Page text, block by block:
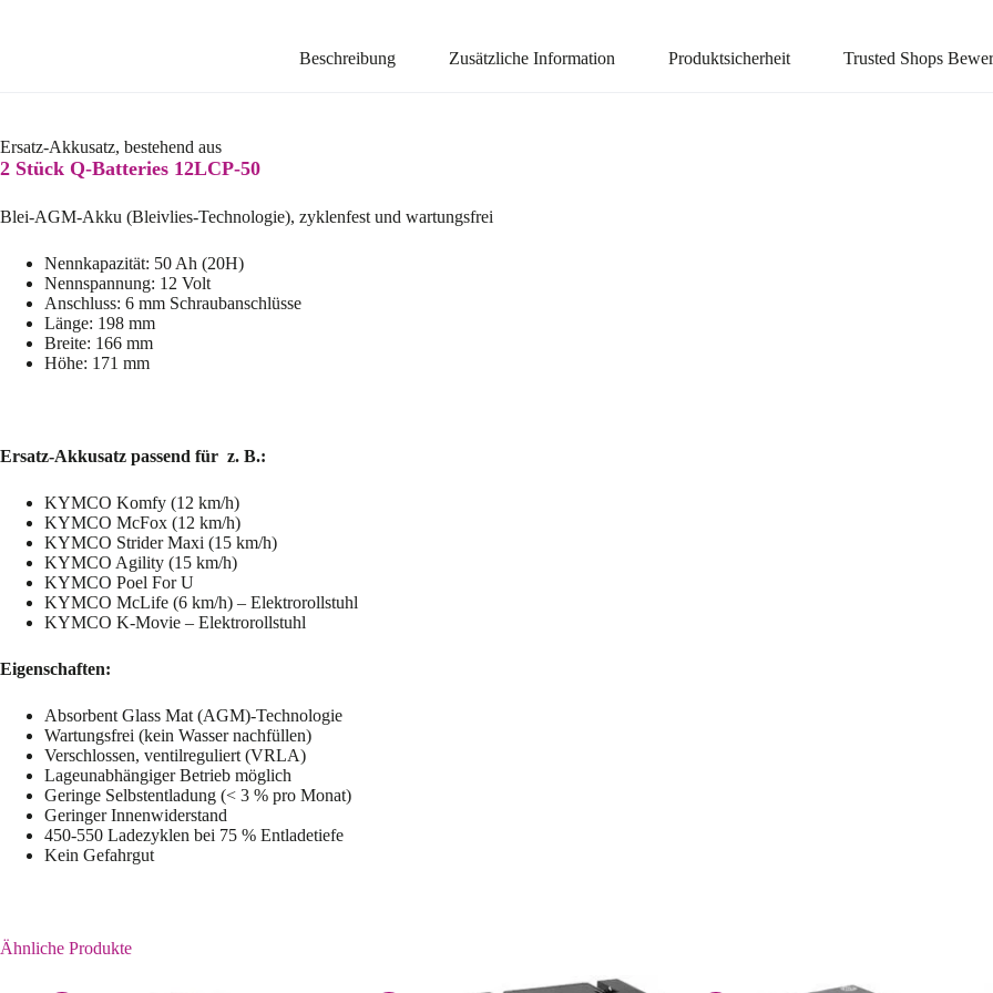
Beschreibung Zusätzliche Information Produktsicherheit Trusted Shops
Ersatz-Akkusatz, bestehend aus
2 Stück Q-Batteries 12LCP-50
Blei-AGM-Akku (Bleivlies-Technologie), zyklenfest und wartungsfrei
Nennkapazität: 50 Ah (20H)
Nennspannung: 12 Volt
Anschluss: 6 mm Schraubanschlüsse
Länge: 198 mm
Breite: 166 mm
Höhe: 171 mm
Ersatz-Akkusatz passend für z. B.:
KYMCO Komfy (12 km/h)
KYMCO McFox (12 km/h)
KYMCO Strider Maxi (15 km/h)
KYMCO Agility (15 km/h)
KYMCO Poel For U
KYMCO McLife (6 km/h) – Elektrorollstuhl
KYMCO K-Movie – Elektrorollstuhl
Eigenschaften:
Absorbent Glass Mat (AGM)-Technologie
Wartungsfrei (kein Wasser nachfüllen)
Verschlossen, ventilreguliert (VRLA)
Lageunabhängiger Betrieb möglich
Geringe Selbstentladung (< 3 % pro Monat)
Geringer Innenwiderstand
450-550 Ladezyklen bei 75 % Entladetiefe
Kein Gefahrgut
Ähnliche Produkte